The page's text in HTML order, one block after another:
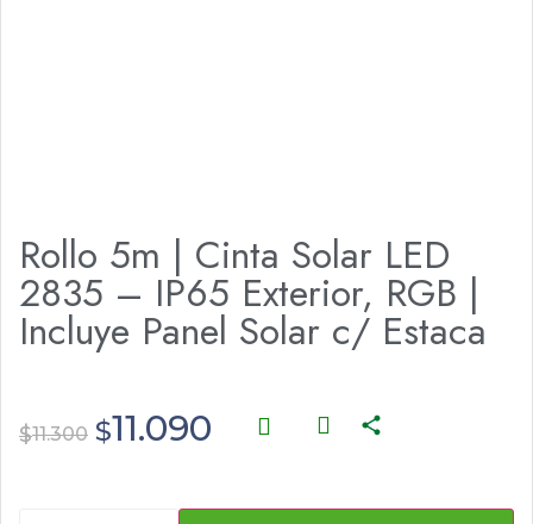
Rollo 5m | Cinta Solar LED
2835 – IP65 Exterior, RGB |
Incluye Panel Solar c/ Estaca
$11.300 $11.090